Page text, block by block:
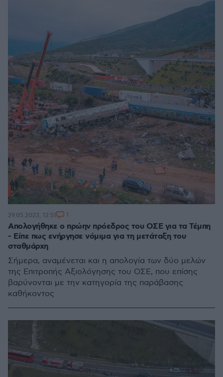
Απολογήθηκε ο πρώην πρόεδρος του ΟΣΕ για τα Τέμπη
- Είπε πως ενήργησε νόμιμα για τη μετάταξη του
σταθμάρχη
Σήμερα, αναμένεται και η απολογία των δύο μελών
της Επιτροπής Αξιολόγησης του ΟΣΕ, που επίσης
βαρύνονται με την κατηγορία της παράβασης
καθήκοντος
29.05.2023, 12:51 1